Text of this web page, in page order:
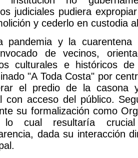
judiciales pudiera
y cederlo en custodia
pandemia y la
de vecinos,
culturales e históricos
"A Toda Costa" por
el predio de la casona
con acceso del público.
su formalización como
lo cual resultaría
dada su interacción